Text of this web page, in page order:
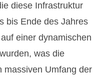
diese Infrastruktur
bis Ende des Jahres
einer dynamischen
was die
massiven Umfang der